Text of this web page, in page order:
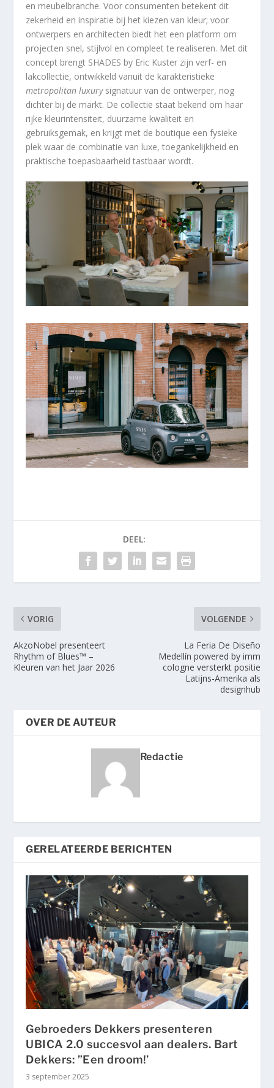
en meubelbranche. Voor consumenten betekent dit
zekerheid en inspiratie bij het kiezen van kleur; voor
ontwerpers en architecten biedt het een platform om
projecten snel, stijlvol en compleet te realiseren. Met dit
concept brengt SHADES by Eric Kuster zijn verf- en
lakcollectie, ontwikkeld vanuit de karakteristieke
metropolitan luxurysignatuur van de ontwerper, nog
dichter bij de markt. De collectie staat bekend om haar
rijke kleurintensiteit, duurzame kwaliteit en
gebruiksgemak, en krijgt met de boutique een fysieke
plek waar de combinatie van luxe, toegankelijkheid en
praktische toepasbaarheid tastbaar wordt.
DEEL:
VORIG
AkzoNobel presenteert
Rhythm of Blues™ –
Kleuren van het Jaar 2026
VOLGENDE
La Feria De Diseño
Medellín powered by imm
cologne versterkt positie
Latijns-Amerika als
designhub
OVER DE AUTEUR
Redactie
GERELATEERDE BERICHTEN
Gebroeders Dekkers presenteren
UBICA 2.0 succesvol aan dealers. Bart
Dekkers: ”Een droom!’
3 september 2025